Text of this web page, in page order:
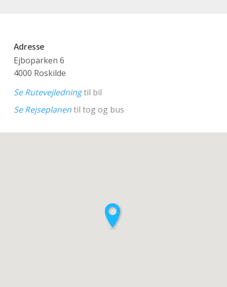
Adresse
Ejboparken 6
4000 Roskilde
Se Rutevejledningtil bil
Se Rejseplanentil tog og bus